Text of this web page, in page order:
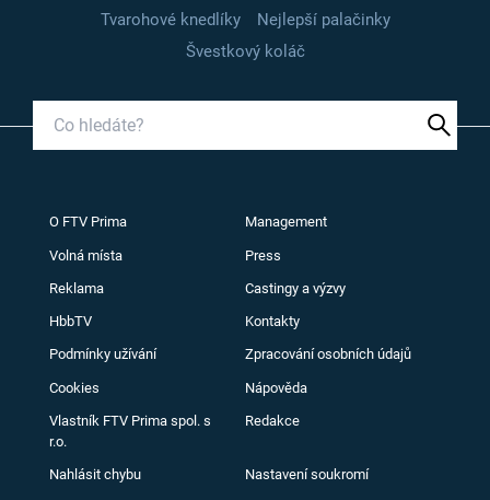
Tvarohové knedlíky
Nejlepší palačinky
Švestkový koláč
O FTV Prima Management
Volná místa Press
Reklama Castingy a výzvy
HbbTV Kontakty
Podmínky užívání Zpracování osobních údajů
Cookies Nápověda
Vlastník FTV Prima spol. s
r.o.
Redakce
Nahlásit chybu Nastavení soukromí